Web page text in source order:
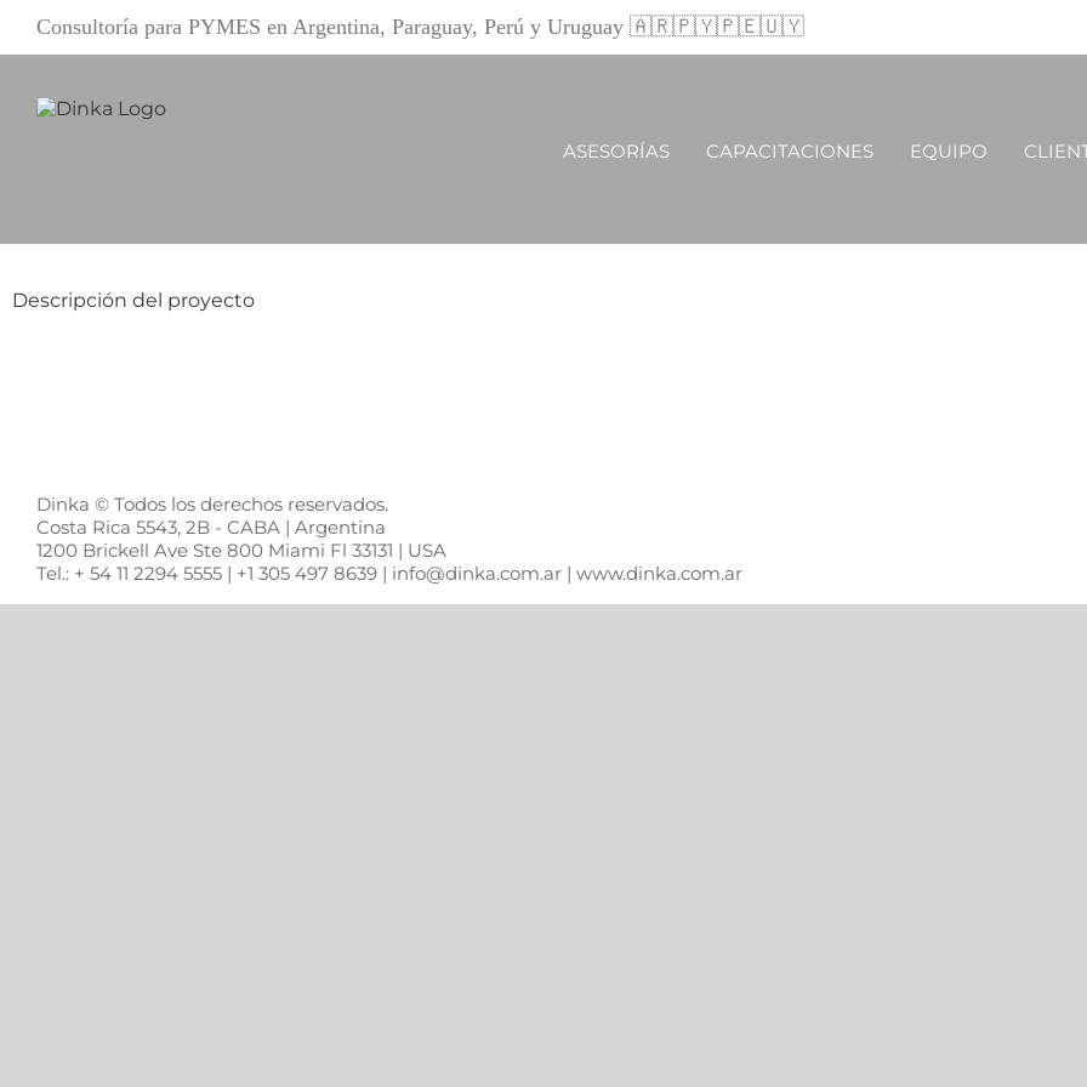
contenido
Consultoría para PYMES en Argentina, Paraguay, Perú y Uruguay 🇦🇷🇵🇾🇵🇪🇺🇾
ASESORÍAS CAPACITACIONES EQUIPO
Descripción del proyecto
Dinka © Todos los derechos reservados.
Costa Rica 5543, 2B - CABA | Argentina
1200 Brickell Ave Ste 800 Miami Fl 33131 | USA
Tel.: + 54 11 2294 5555 | +1 305 497 8639 | info@dinka.com.ar | www.dinka.com.ar